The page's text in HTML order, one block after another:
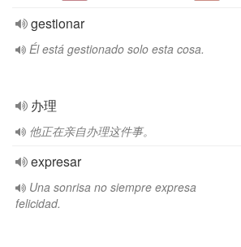
gestionar
Él está gestionado solo esta cosa.
办理
他正在亲自办理这件事。
expresar
Una sonrisa no siempre expresa
felicidad.